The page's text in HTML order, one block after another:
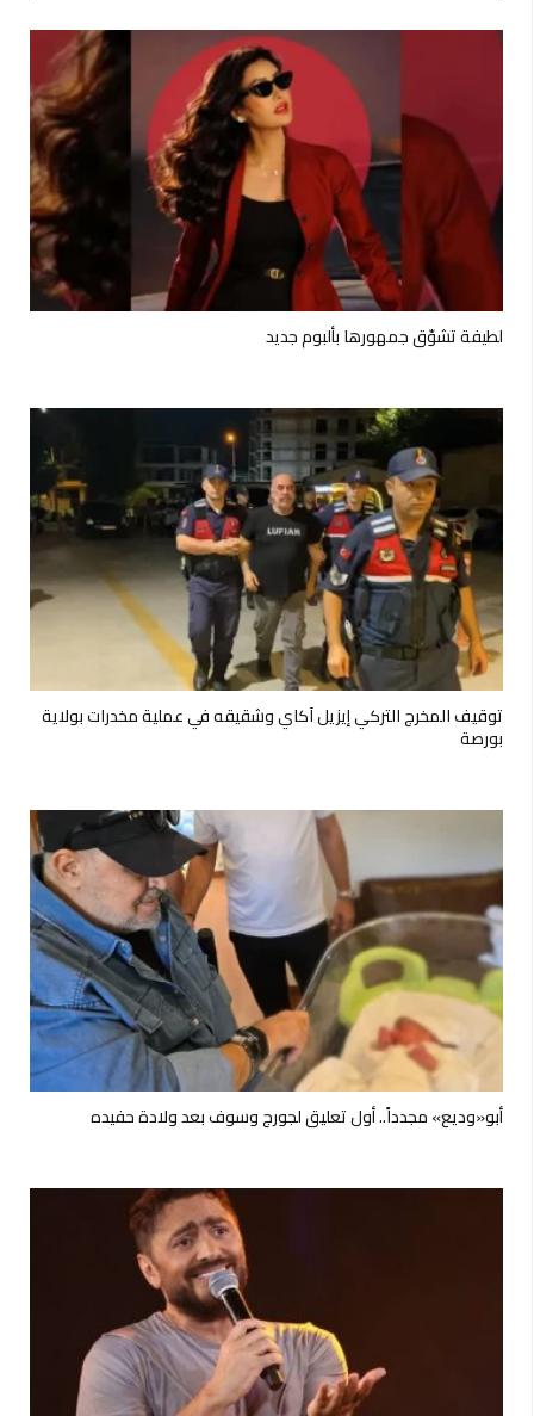
لطيفة تشوّق جمهورها بألبوم جديد
توقيف المخرج التركي إيزيل آكاي وشقيقه في عملية مخدرات بولاية
بورصة
أبو«وديع» مجدداً.. أول تعليق لجورج وسوف بعد ولادة حفيده